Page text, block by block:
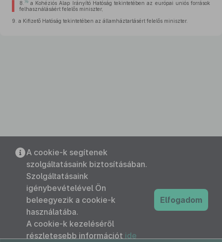
8. 79a Kohéziós Alap Irányító Hatóság tekintetében az európai uniós források
felhasználásáért felelős miniszter,
9. a Kifizető Hatóság tekintetében az államháztartásért felelős miniszter.
A cookie-k segítenek
szolgáltatásaink biztosításában.
Szolgáltatásaink
igénybevételével Ön
beleegyezik a cookie-k
használatába.
A cookie-k kezeléséről
részletesebb információt ide
Elfogadom